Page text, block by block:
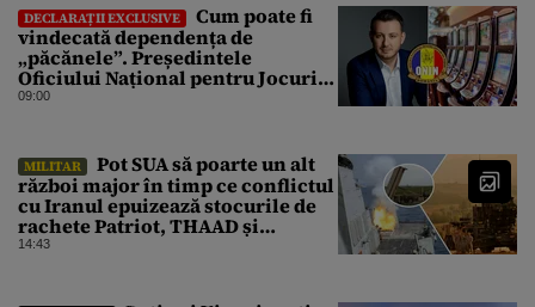
DECLARAȚII EXCLUSIVE
Cum poate fi
vindecată dependența de
„păcănele”. Președintele
Oficiului Național pentru Jocuri
de Noroc propune o ordonanță de
unică
09:00
MILITAR
Pot SUA să poarte un alt
război major în timp ce conflictul
cu Iranul epuizează stocurile de
rachete Patriot, THAAD și
Tomahawk?
14:43